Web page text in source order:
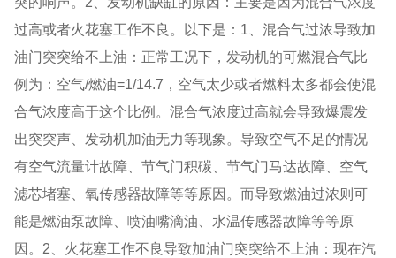
过高或者火花塞工作不良。以下是：1、混合气过浓导致加
油门突突给不上油：正常工况下，发动机的可燃混合气比
例为：空气/燃油=1/14.7，空气太少或者燃料太多都会使混
合气浓度高于这个比例。混合气浓度过高就会导致爆震发
出突突声、发动机加油无力等现象。导致空气不足的情况
有空气流量计故障、节气门积碳、节气门马达故障、空气
滤芯堵塞、氧传感器故障等等原因。而导致燃油过浓则可
能是燃油泵故障、喷油嘴滴油、水温传感器故障等等原
因。2、火花塞工作不良导致加油门突突给不上油：现在汽